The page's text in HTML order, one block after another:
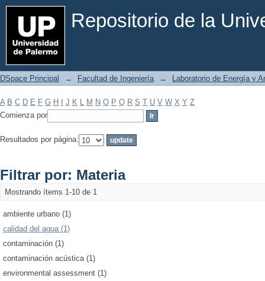
Repositorio de la
Filtrar por: Materia
DSpace Principal → Facultad de Ingeniería → Laboratorio de Energía y
A B C D E F G H J K L M N O P Q R S T U V W X Y Z
Comienza por
Resultados por página:
Filtrar por: Materia
Mostrando ítems 1-10 de 1
ambiente urbano (1)
calidad del agua (1)
contaminación (1)
contaminación acústica (1)
environmental assessment (1)